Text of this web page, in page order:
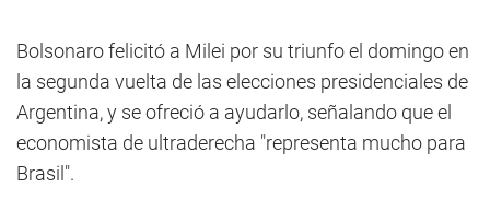
Bolsonaro felicitó a Milei por su triunfo el domingo en
la segunda vuelta de las elecciones presidenciales de
Argentina, y se ofreció a ayudarlo, señalando que el
economista de ultraderecha "representa mucho para
Brasil".